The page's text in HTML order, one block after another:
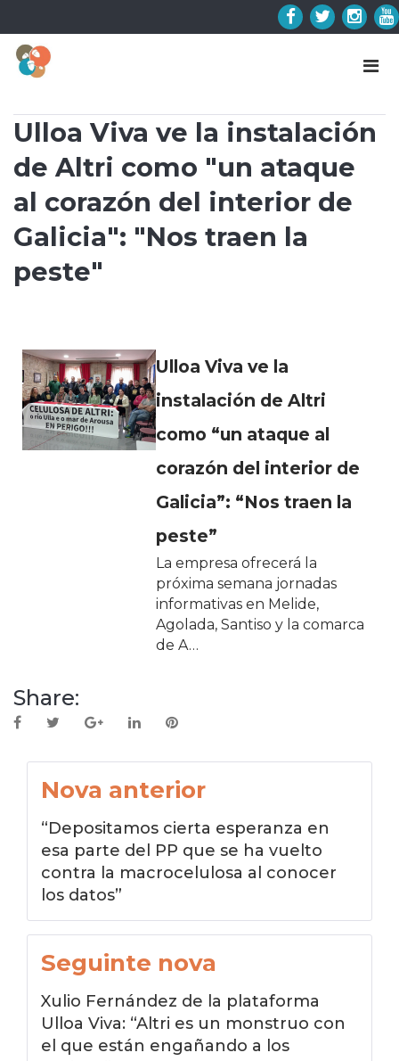
to
content
Facebook
Twitter
Ulloa Viva ve la instalación
de Altri como "un ataque
al corazón del interior de
Galicia": "Nos traen la
peste"
Ulloa Viva ve la
instalación de Altri
como “un ataque al
corazón del interior de
Galicia”: “Nos traen la
peste”
La empresa ofrecerá la
próxima semana jornadas
informativas en Melide,
Agolada, Santiso y la comarca
de A…
Share:
Facebook
TwitterGoogle+LinkedInPinterest
Navegación
de
entradas
Nova anterior
“Depositamos cierta esperanza en
esa parte del PP que se ha vuelto
contra la macrocelulosa al conocer
los datos”
Seguinte nova
Xulio Fernández de la plataforma
Ulloa Viva: “Altri es un monstruo con
el que están engañando a los